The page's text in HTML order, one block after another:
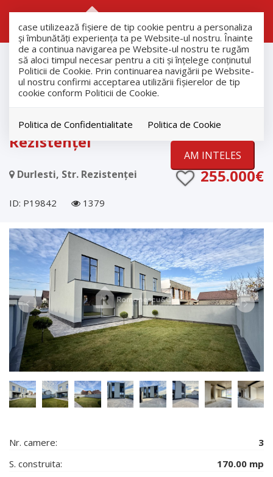
case utilizează fişiere de tip cookie pentru a personaliza
și îmbunătăți experiența ta pe Website-ul nostru. Înainte
de a continua navigarea pe Website-ul nostru te rugăm
să aloci timpul necesar pentru a citi și înțelege conținutul
Politicii de Cookie. Prin continuarea navigării pe Website-
ul nostru confirmi acceptarea utilizării fişierelor de tip
cookie conform Politicii de Cookie.
Politica de Confidentialitate Politica de Cookie
AM INTELES
Vanzare
Case
Durlesti
Durlești, lângă pădure – str.
Rezistenței
Durlesti, Str. Rezistenței 255.000€
ID: P19842 1379
Nr. camere:
3
S. construita:
170.00 mp